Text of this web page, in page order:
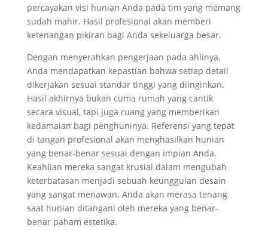
percayakan visi hunian Anda pada tim yang memang
sudah mahir. Hasil profesional akan memberi
ketenangan pikiran bagi Anda sekeluarga besar.
Dengan menyerahkan pengerjaan pada ahlinya,
Anda mendapatkan kepastian bahwa setiap detail
dikerjakan sesuai standar tinggi yang diinginkan.
Hasil akhirnya bukan cuma rumah yang cantik
secara visual, tapi juga ruang yang memberikan
kedamaian bagi penghuninya. Referensi yang tepat
di tangan profesional akan menghasilkan hunian
yang benar-benar sesuai dengan impian Anda.
Keahlian mereka sangat krusial dalam mengubah
keterbatasan menjadi sebuah keunggulan desain
yang sangat menawan. Anda akan merasa tenang
saat hunian ditangani oleh mereka yang benar-
benar paham estetika.